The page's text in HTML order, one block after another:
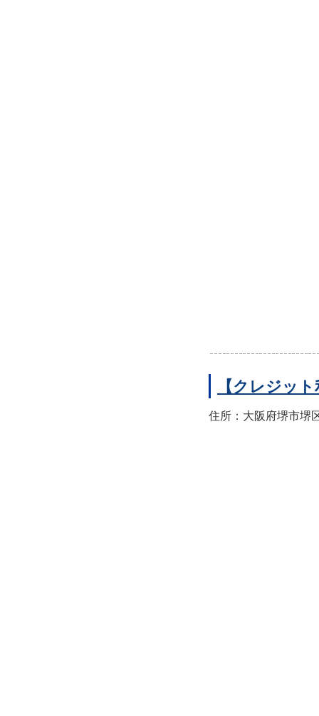
【クレジッ
住所：大阪府堺市堺